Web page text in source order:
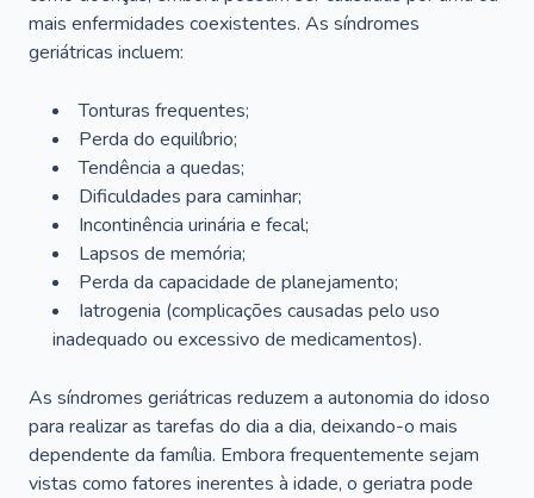
mais enfermidades coexistentes. As síndromes
geriátricas incluem:
Tonturas frequentes;
Perda do equilíbrio;
Tendência a quedas;
Dificuldades para caminhar;
Incontinência urinária e fecal;
Lapsos de memória;
Perda da capacidade de planejamento;
Iatrogenia (complicações causadas pelo uso
inadequado ou excessivo de medicamentos).
As síndromes geriátricas reduzem a autonomia do idoso
para realizar as tarefas do dia a dia, deixando-o mais
dependente da família. Embora frequentemente sejam
vistas como fatores inerentes à idade, o geriatra pode